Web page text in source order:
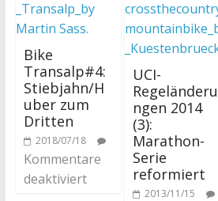
Bike
Transalp#4:
Stiebjahn/H
uber zum
Dritten
2018/07/18
Kommentare
deaktiviert
UCI-
Regeländeru
ngen 2014
(3):
Marathon-
Serie
reformiert
2013/11/15